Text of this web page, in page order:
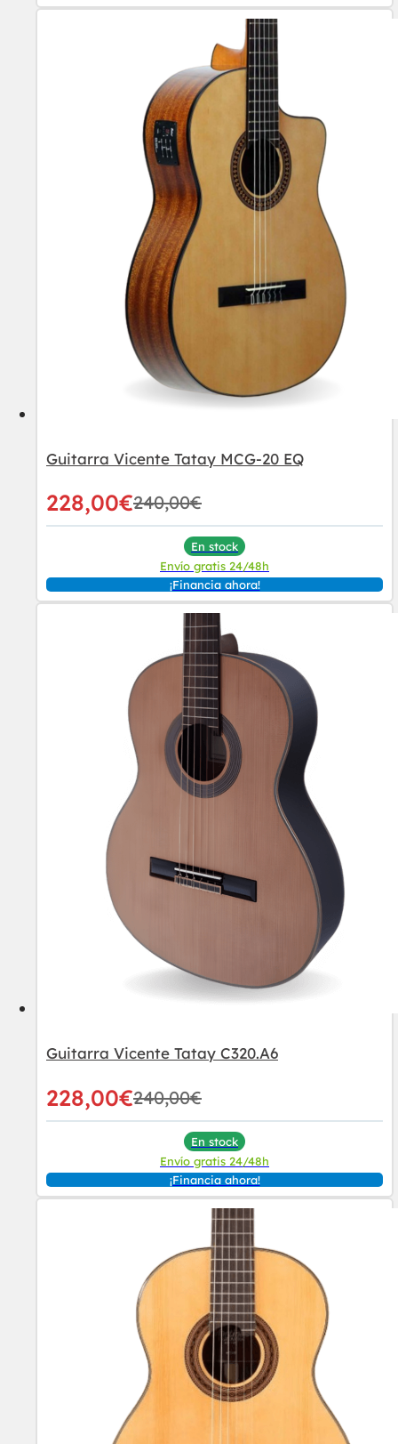
Guitarra Vicente Tatay MCG-20 EQ
228,00€240,00€
En stock
Envío gratis 24/48h
¡Financia ahora!
Guitarra Vicente Tatay C320.A6
228,00€240,00€
En stock
Envío gratis 24/48h
¡Financia ahora!